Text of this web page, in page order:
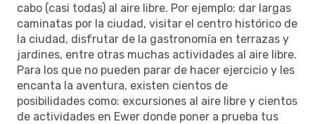
cabo (casi todas) al aire libre. Por ejemplo: dar largas
caminatas por la ciudad, visitar el centro histórico de
la ciudad, disfrutar de la gastronomía en terrazas y
jardines, entre otras muchas actividades al aire libre.
Para los que no pueden parar de hacer ejercicio y les
encanta la aventura, existen cientos de
posibilidades como: excursiones al aire libre y cientos
de actividades en Ewer donde poner a prueba tus